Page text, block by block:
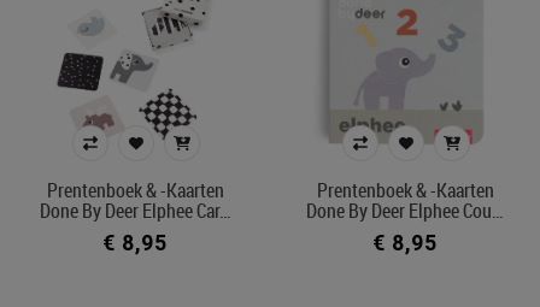
Afdeling
Prentenboek & -kaarten
Done By Deer Elphee Car…
€ 8,95
Prentenboek & -kaarten
Done By Deer Elphee Cou…
€ 8,95